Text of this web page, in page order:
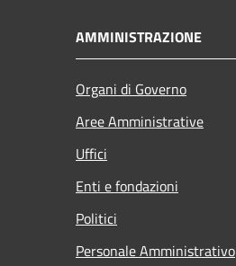
AMMINISTRAZIONE
Organi di Governo
Aree Amministrative
Uffici
Enti e fondazioni
Politici
Personale Amministrativo